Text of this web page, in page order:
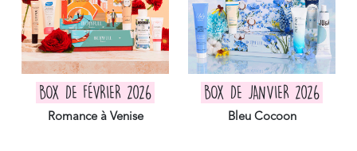
BOX DE FÉVRIER 2026
Romance à Venise
BOX DE JANVIER 2026
Bleu Cocoon